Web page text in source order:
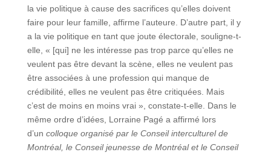
la vie politique à cause des sacrifices qu’elles doivent
faire pour leur famille, affirme l’auteure. D’autre part, il y
a la vie politique en tant que joute électorale, souligne-t-
elle, « [qui] ne les intéresse pas trop parce qu’elles ne
veulent pas être devant la scène, elles ne veulent pas
être associées à une profession qui manque de
crédibilité, elles ne veulent pas être critiquées. Mais
c’est de moins en moins vrai », constate-t-elle. Dans le
même ordre d’idées, Lorraine Pagé a affirmé lors
d’un colloque organisé par le Conseil interculturel de
Montréal, le Conseil jeunesse de Montréal et le Conseil